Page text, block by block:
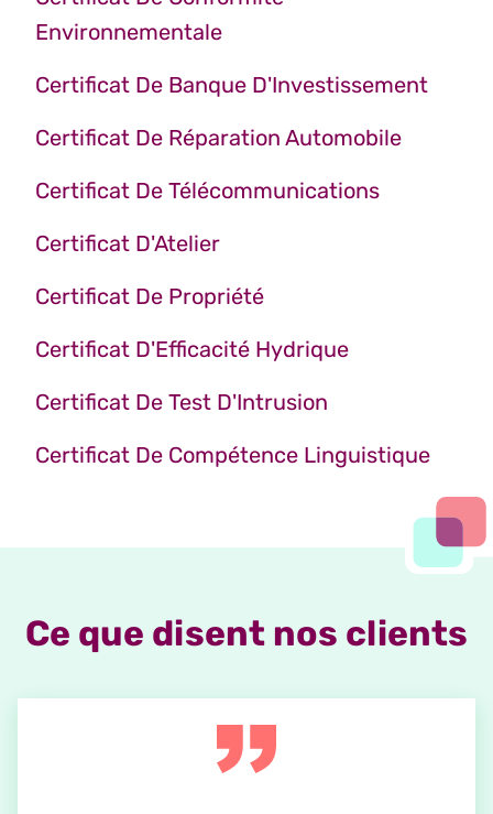
Environnementale
Certificat De Banque D'Investissement
Certificat De Réparation Automobile
Certificat De Télécommunications
Certificat D'Atelier
Certificat De Propriété
Certificat D'Efficacité Hydrique
Certificat De Test D'Intrusion
Certificat De Compétence Linguistique
Ce que disent nos clients